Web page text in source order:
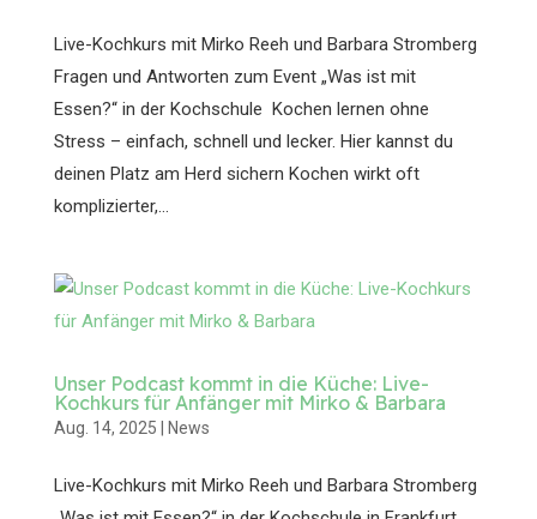
Live-Kochkurs mit Mirko Reeh und Barbara Stromberg
Fragen und Antworten zum Event „Was ist mit
Essen?“ in der Kochschule Kochen lernen ohne
Stress – einfach, schnell und lecker. Hier kannst du
deinen Platz am Herd sichern Kochen wirkt oft
komplizierter,...
Unser Podcast kommt in die Küche: Live-
Kochkurs für Anfänger mit Mirko & Barbara
Aug. 14, 2025 News
Live-Kochkurs mit Mirko Reeh und Barbara Stromberg